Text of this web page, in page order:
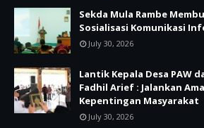
Sekda Mula Rambe
Sosialisasi Komunikasi
July 30, 2026
Lantik Kepala Desa PAW
Fadhil Arief : Jalankan
Kepentingan Masyarakat
July 30, 2026